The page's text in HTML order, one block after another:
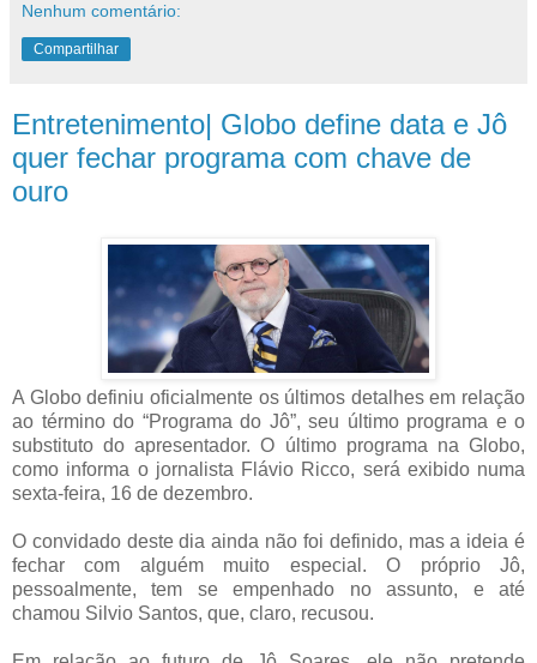
Nenhum comentário:
Compartilhar
Entretenimento| Globo define data e Jô
quer fechar programa com chave de
ouro
A Globo definiu oficialmente os últimos detalhes em relação
ao término do “Programa do Jô”, seu último programa e o
substituto do apresentador. O último programa na Globo,
como informa o jornalista Flávio Ricco, será exibido numa
sexta-feira, 16 de dezembro.
O convidado deste dia ainda não foi definido, mas a ideia é
fechar com alguém muito especial. O próprio Jô,
pessoalmente, tem se empenhado no assunto, e até
chamou Silvio Santos, que, claro, recusou.